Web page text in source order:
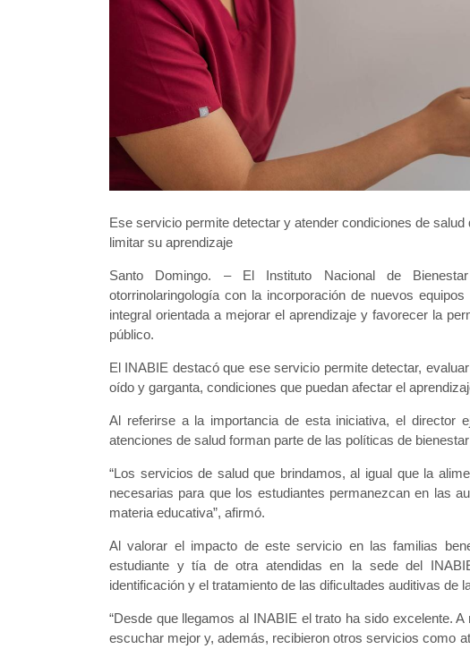
Ese servicio permite detectar y atender condiciones de
limitar su aprendizaje
Santo Domingo. – El Instituto Nacional de
otorrinolaringología con la incorporación de nuevos
integral orientada a mejorar el aprendizaje y favorecer la
público.
El INABIE destacó que ese servicio permite detectar,
oído y garganta, condiciones que puedan afectar el
Al referirse a la importancia de esta iniciativa, el director
atenciones de salud forman parte de las políticas de
“Los servicios de salud que brindamos, al igual que la
necesarias para que los estudiantes permanezcan en las
materia educativa”, afirmó.
Al valorar el impacto de este servicio en las familias
estudiante y tía de otra atendidas en la sede del
identificación y el tratamiento de las dificultades auditivas de
“Desde que llegamos al INABIE el trato ha sido excelente.
escuchar mejor y, además, recibieron otros servicios como